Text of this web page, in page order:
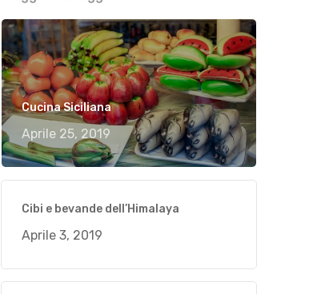
Cucina Siciliana
Aprile 25, 2019
Cibi e bevande dell’Himalaya
Aprile 3, 2019